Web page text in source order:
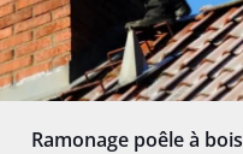
Ramonage poêle à bois